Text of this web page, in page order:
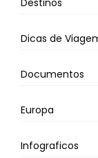
Destinos
Dicas de
Documentos
Europa
Infograficos